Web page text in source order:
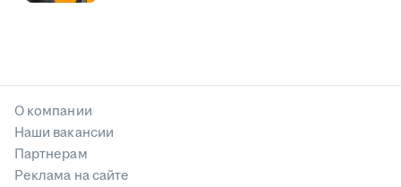
О компании
Наши вакансии
Партнерам
Реклама на сайте